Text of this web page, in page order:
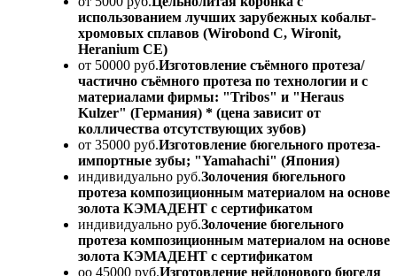
использованием лучших зарубежных кобальт-
хромовых сплавов (Wirobond C, Wironit,
Heranium CE)
от 50000 руб.Изготовление съёмного протеза/
частично съёмного протеза по технологии и с
материалами фирмы: "Tribos" и "Heraus
Kulzer" (Германия) * (цена зависит от
колличества отсутствующих зубов)
от 35000 руб.Изготовление бюгельного протеза-
импортные зубы; "Yamahachi" (Япония)
индивидуально руб.Золочения бюгельного
протеза композиционным материалом на основе
золота КЭМАДЕНТ с сертификатом
индивидуально руб.Золочение бюгельного
протеза композиционным материалом на основе
золота КЭМАДЕНТ с сертификатом
оо 45000 руб.Изготовление нейлонового бюгеля